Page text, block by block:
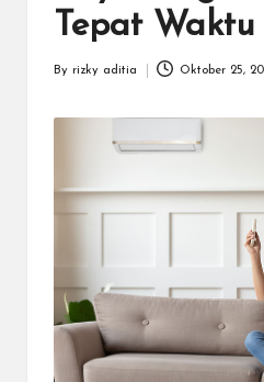
Tepat Waktu
Posted
By rizky aditia Oktober 25,